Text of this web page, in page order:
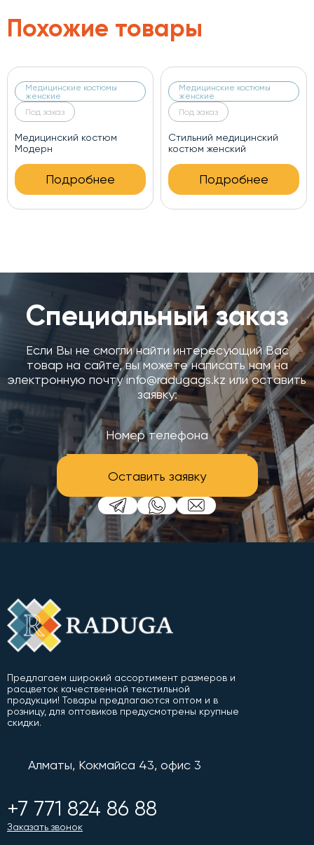
Похожие товары
Медицинские костюмы
женские
Под заказ
Медицинский костюм
женский Новинка
Подробнее
Медицинские костюмы
женские
Под заказ
Медицинский костюм
Новинка
Подробнее
Специальный заказ
Если Вы не смогли найти интересующий Вас
товар на сайте, вы можете написать нам на
электронную почту info@radugags.kz или оставить
заявку:
Оставить заявку
Предлагаем широкий ассортимент размеров и
расцветок качественной текстильной
продукции! Товары предлагаются оптом и в
розницу, для оптовиков предусмотрены крупные
скидки.
Алматы, Кокмайса 43, офис 3
+7 771 824 86 88
Заказать звонок